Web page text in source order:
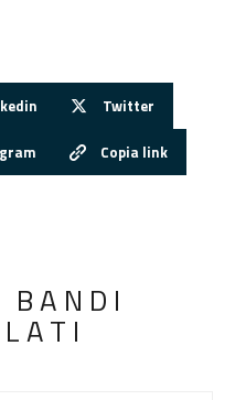
Twitter
Copia link